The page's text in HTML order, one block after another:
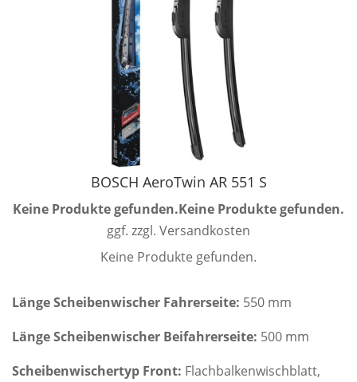
BOSCH AeroTwin AR 551 S
Keine Produkte gefunden.Keine Produkte gefunden.
ggf. zzgl. Versandkosten
Keine Produkte gefunden.
Länge Scheibenwischer Fahrerseite: 550 mm
Länge Scheibenwischer Beifahrerseite: 500 mm
Scheibenwischertyp Front: Flachbalkenwischblatt,